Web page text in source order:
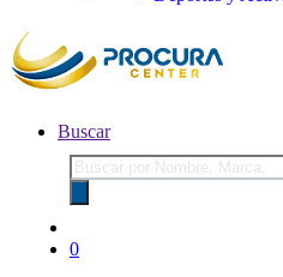
Buscar
Búsqueda
de
productos
0